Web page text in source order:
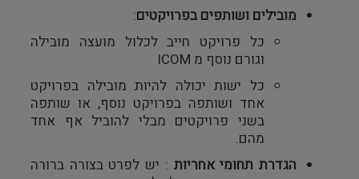
מובילים ושותפים בפרויקטים:
כל פרויקט חייב לכלול מועצה מובילה
וגורם נוסף מ ICOM
כל ישות יכולה להיות מובילה בפרויקט
אחד ושותפה בפרויקט נוסף, או שותפה
בשני פרויקטים מבלי להוביל אף אחד
מהם.
הגדרת תחומי אחריות : יש לפרט בצורה ברורה